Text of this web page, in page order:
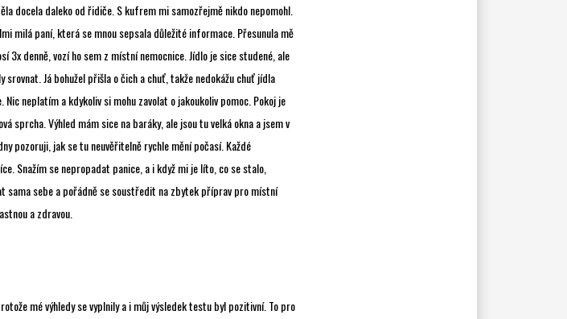
docela daleko od řidiče. S kufrem mi samozřejmě nikdo nepomohl.
milá paní, která se mnou sepsala důležité informace. Přesunula mě
denně, vozí ho sem z místní nemocnice. Jídlo je sice studené, ale
Já bohužel přišla o čich a chuť, takže nedokážu chuť jídla
neplatím a kdykoliv si mohu zavolat o jakoukoliv pomoc. Pokoj je
sprcha. Výhled mám sice na baráky, ale jsou tu velká okna a jsem v
pozoruji, jak se tu neuvěřitelně rychle mění počasí. Každé
Snažím se nepropadat panice, a i když mi je líto, co se stalo,
sama sebe a pořádně se soustředit na zbytek příprav pro místní
a zdravou.
mé výhledy se vyplnily a i můj výsledek testu byl pozitivní. To pro